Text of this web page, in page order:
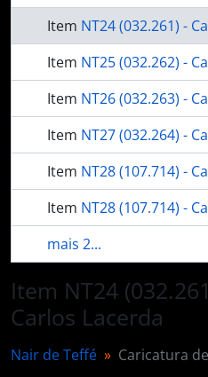
Item NT24 (032.261) -
Item NT25 (032.262) - Caricatura do
Item NT26 (032.263) - Caricatura de
Item NT27 (032.264) -
Item NT28 (107.714) -
Item NT28 (107.714) -
mais 2...
Item NT24
Carlos Lacerda
Nair de Teffé Caricatura